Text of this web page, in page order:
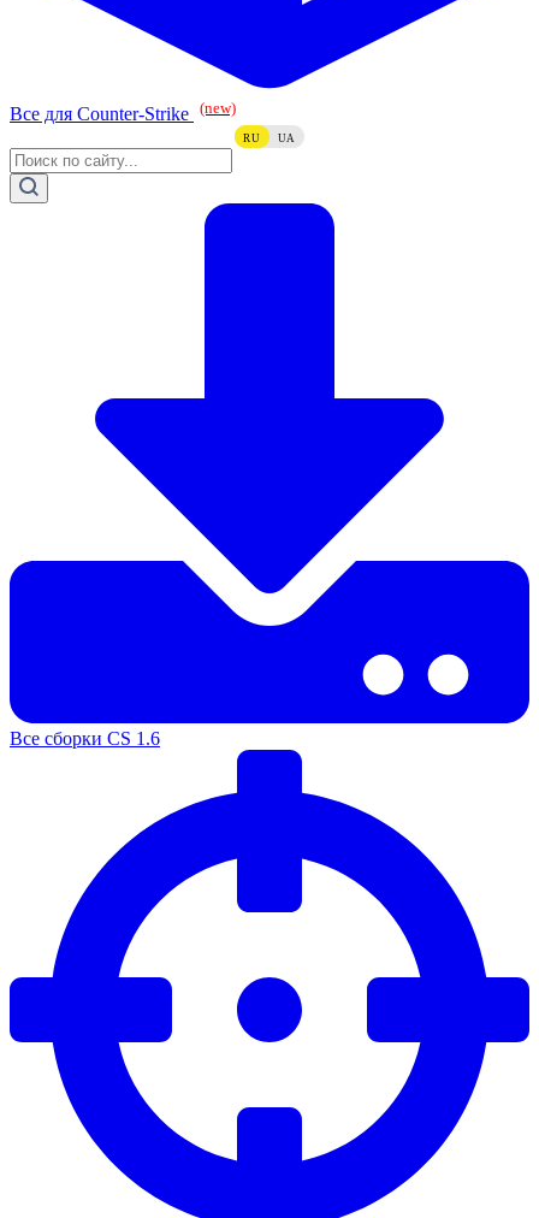
Все для Counter-Strike (new)
RU UA
Все сборки CS 1.6